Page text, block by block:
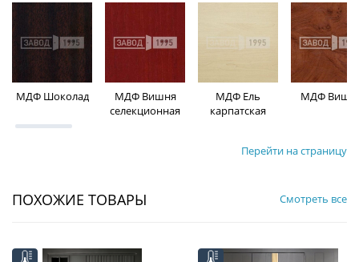
МДФ Шоколад
МДФ Вишня
селекционная
МДФ Ель
карпатская
МДФ
Перейти на страницу
ПОХОЖИЕ ТОВАРЫ Смотреть все